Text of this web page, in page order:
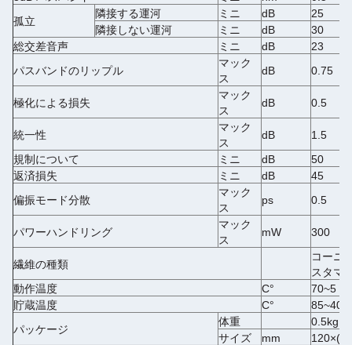
孤立
隣接する運河 ミニ dB
25
隣接しない運河
ミニ dB
30
総交差音声
ミニ dB
23
パスバンドのリップル
マック
ス
dB 0.75
極化による損失
マック
ス
dB 0.5
統一性
マック
ス
dB
1.5
規制について
ミニ dB
50
返済損失
ミニ dB
45
偏振モード分散
マック
ス
ps 0.5
パワーハンドリング
マック
ス
mW 300
繊維の種類
コーニ
スタマ
動作温度
°C
5~70
貯蔵温度
°C
パッケージ
体重
0.5kg
サイズ
mm